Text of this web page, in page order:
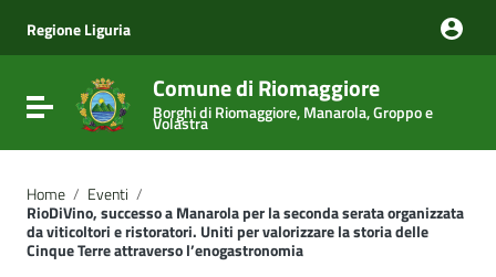
Vai al menu di navigazione
Vai al footer
Regione Liguria
Attiva / disattiva la navigazione
Comune di Riomaggiore
Borghi di Riomaggiore, Manarola, Groppo e
Volastra
Home / Eventi /
RioDiVino, successo a Manarola per la seconda serata organizzata
da viticoltori e ristoratori. Uniti per valorizzare la storia delle
Cinque Terre attraverso l’enogastronomia